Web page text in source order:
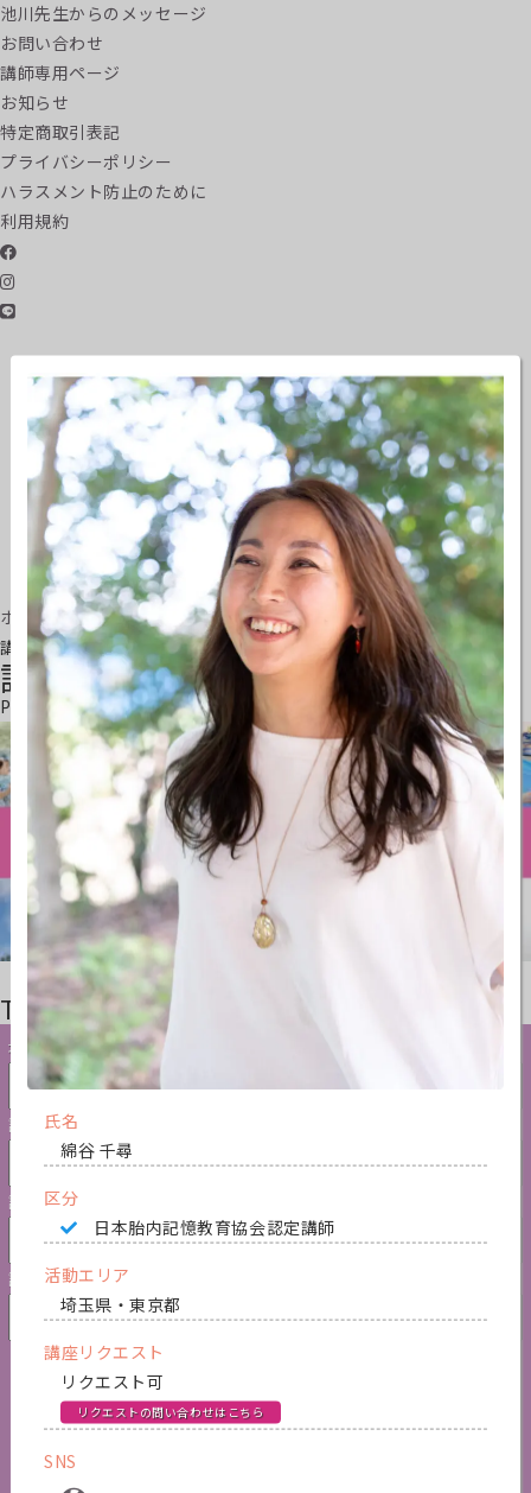
池川先生からのメッセージ
お問い合わせ
講師専用ページ
お知らせ
特定商取引表記
プライバシーポリシー
ハラスメント防止のために
利用規約
ホーム
講師紹介
講師紹介
Profile
Therapist Search
地域
講師認定資格
講座リクエスト
講師名
氏名
綿谷 千尋
区分
日本胎内記憶教育協会認定講師
活動エリア
埼玉県・東京都
講座リクエスト
リクエスト可
リクエストの問い合わせはこちら
SNS